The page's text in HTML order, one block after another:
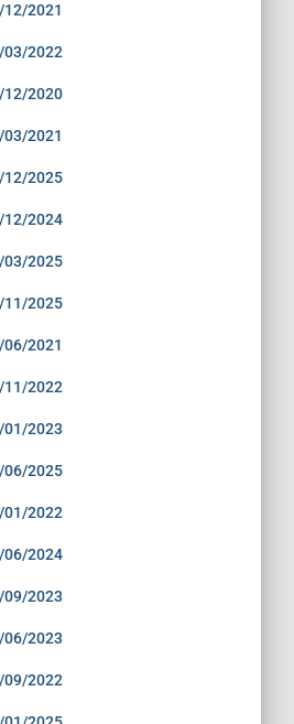
12/2021
03/2022
12/2020
03/2021
12/2025
12/2024
03/2025
11/2025
06/2021
11/2022
01/2023
06/2025
01/2022
06/2024
09/2023
06/2023
09/2022